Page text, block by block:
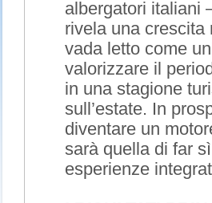
albergatori italiani
rivela una crescita
vada letto come
valorizzare il
in una stagione
sull’estate. In
diventare un
sarà quella di far
esperienze